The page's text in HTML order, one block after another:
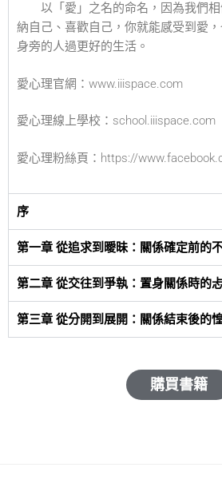
以「愛」之名的命名，因為我們相
納自己、喜歡自己，你就能感受到愛
身旁的人過更好的生活。
愛心理官網：www.iiispace.com
愛心理線上學校：school.iiispace.com
愛心理粉絲頁：https://
序
第一章 從追求到曖昧：關係確定前的
第二章 從交往到爭執：置身關係時的
第三章 從分開到展開：關係結束後的
購買書籍